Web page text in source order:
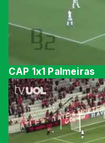
CAP 1x1 Palmeiras